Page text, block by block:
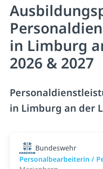
in Limburg
2026 & 2027
in Limburg an der
Bundeswehr
Personalbearbeiterin /